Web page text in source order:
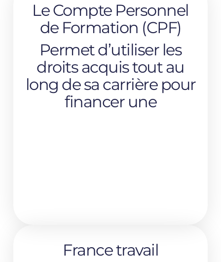
Le Compte Personnel
de Formation (CPF)
Permet d’utiliser les
droits acquis tout au
long de sa carrière pour
financer une
France travail